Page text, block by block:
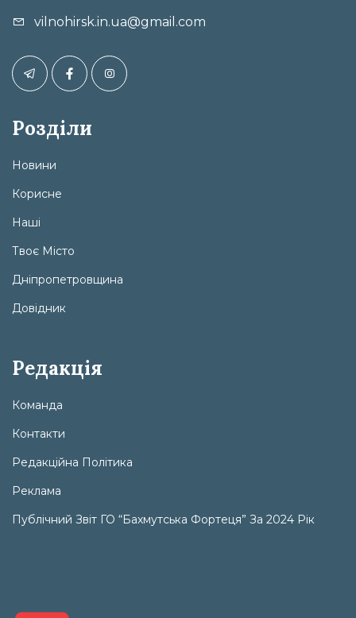
vilnohirsk.in.ua@gmail.com
Розділи
Новини
Корисне
Наші
Твоє Місто
Дніпропетровщина
Довідник
Редакція
Команда
Контакти
Редакційна Політика
Реклама
Публічний Звіт ГО “Бахмутська Фортеця” За 2024 Рік